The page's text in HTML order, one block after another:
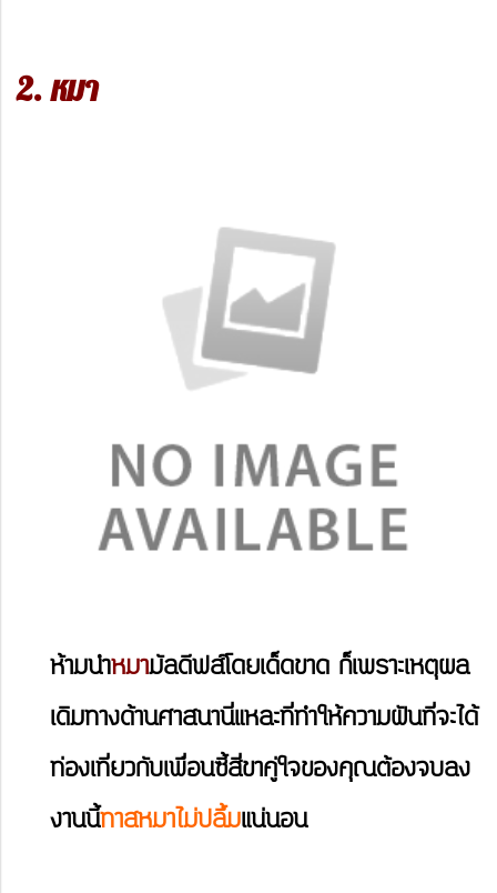
2. หมา
ห้ามนำหมามัลดีฟส์โดยเด็ดขาด ก็เพราะเหตุผล
เดิมทางด้านศาสนานี่แหละที่ทำให้ความฝันที่จะได้
ท่องเที่ยวกับเพื่อนซี้สี่ขาคู่ใจของคุณต้องจบลง
งานนี้ทาสหมาไม่ปลื้มแน่นอน